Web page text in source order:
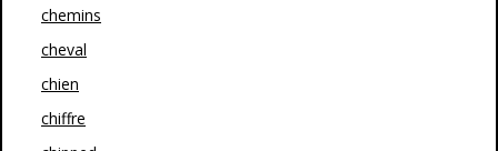
chemins
cheval
chien
chiffre